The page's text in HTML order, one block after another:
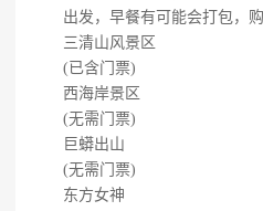
出发，早餐有可能会打包，
三清山风景区
(已含门票)
西海岸景区
(无需门票)
巨蟒出山
(无需门票)
东方女神